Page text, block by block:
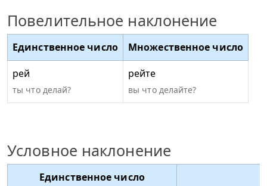
Повелительное наклонение
Единственное число
Множественное число
рей
ты что делай?
рейте
вы что делайте?
Условное наклонение
Единственное число